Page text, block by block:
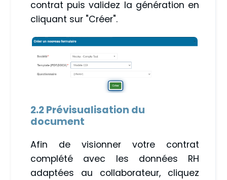
contrat puis validez la génération en
cliquant sur "Créer".
2.2 Prévisualisation du
document
Afin de visionner votre contrat
complété avec les données RH
adaptées au collaborateur, cliquez